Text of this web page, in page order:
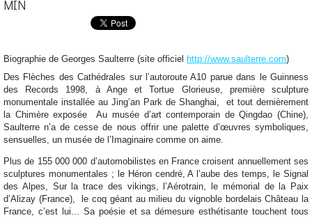
MIN
Biographie de Georges Saulterre (site officiel http://www.saulterre.com)
Des Flèches des Cathédrales sur l’autoroute A10 parue dans le Guinness
des Records 1998, à Ange et Tortue Glorieuse, première sculpture
monumentale installée au Jing’an Park de Shanghai,
et tout dernièrement
la Chimère exposée
Au musée d’art contemporain de Qingdao (Chine),
Saulterre n’a de cesse de nous offrir une palette d’œuvres symboliques,
sensuelles, un musée de l’Imaginaire comme on aime.
Plus de 155 000 000 d’automobilistes en France croisent annuellement ses
sculptures monumentales ; le Héron cendré, A l’aube des temps, le Signal
des Alpes, Sur la trace des vikings, l’Aérotrain, le mémorial de la Paix
d’Alizay (France), le coq géant au milieu du vignoble bordelais Château la
France, c’est lui... Sa poésie et sa démesure esthétisante touchent tous